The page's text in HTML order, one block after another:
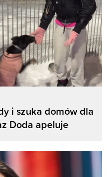
i szuka domów dla
Doda apeluje